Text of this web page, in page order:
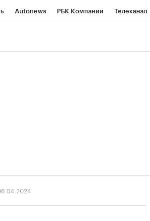
Autonews РБК Компании Телеканал